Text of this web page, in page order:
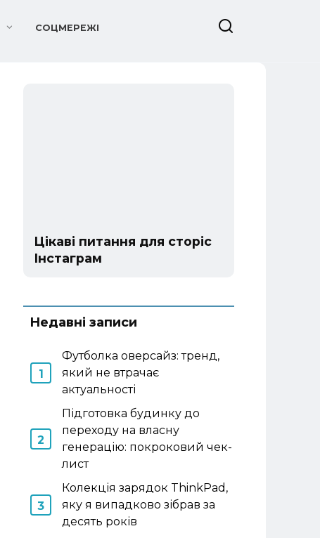
СОЦМЕРЕЖІ
Цікаві питання для сторіс
Інстаграм
Недавні записи
Футболка оверсайз: тренд,
який не втрачає
актуальності
Підготовка будинку до
переходу на власну
генерацію: покроковий чек-
лист
Колекція зарядок ThinkPad,
яку я випадково зібрав за
десять років